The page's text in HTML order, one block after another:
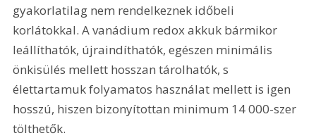
gyakorlatilag nem rendelkeznek időbeli
korlátokkal. A vanádium redox akkuk bármikor
leállíthatók, újraindíthatók, egészen minimális
önkisülés mellett hosszan tárolhatók, s
élettartamuk folyamatos használat mellett is igen
hosszú, hiszen bizonyítottan minimum 14 000-szer
tölthetők.